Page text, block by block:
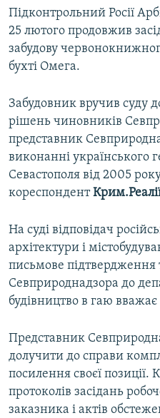
Усі сайти RFE/RL
Підконтрольний Росії
25 лютого продовжив
забудову
бухті Омега.
Забудовник вручив суду
рішень чиновників
представник
виконанні українського
Севастополя від 2005
кореспондент
На суді відповідач
архітектури і
письмове підтвердження
Севприроднадзора до
будівництво в гаю
Представник
долучити до справи
посилення своєї позиції.
протоколів засідань
заказника і актів